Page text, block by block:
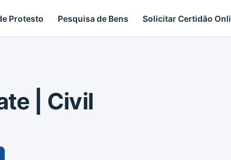
Protesto Pesquisa de Bens Solicitar Certidão
| Civil